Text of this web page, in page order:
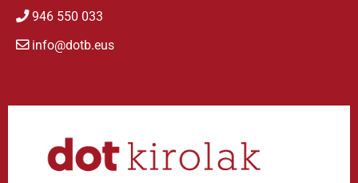
946 550 033
info@dotb.eus